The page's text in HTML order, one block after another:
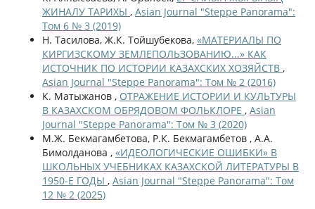
ЖИНАЛУ ТАРИХЫ , Asian Journal "Steppe Panorama":
Том 6 № 3 (2019)
Н. Тасилова, Ж.К. Тойшубекова, «МАТЕРИАЛЫ ПО
КИРГИЗСКОМУ ЗЕМЛЕПОЛЬЗОВАНИЮ...» КАК
ИСТОЧНИК ПО ИСТОРИИ КАЗАХСКИХ ХОЗЯЙСТВ ,
Asian Journal "Steppe Panorama": Том № 2 (2016)
К. Матыжанов , ОТРАЖЕНИЕ ИСТОРИИ И КУЛЬТУРЫ
В КАЗАХСКОМ ОБРЯДОВОМ ФОЛЬКЛОРЕ , Asian
Journal "Steppe Panorama": Том № 3 (2020)
М.Ж. Бекмагамбетова, Р.К. Бекмагамбетов , А.А.
Бимолданова , «ИДЕОЛОГИЧЕСКИЕ ОШИБКИ» В
ШКОЛЬНЫХ УЧЕБНИКАХ КАЗАХСКОЙ ЛИТЕРАТУРЫ В
1950-Е ГОДЫ , Asian Journal "Steppe Panorama": Том
12 № 2 (2025)